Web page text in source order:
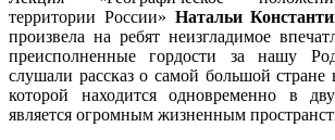
территории России» Натальи
произвела на ребят неизгладимое
преисполненные гордости за нашу
слушали рассказ о самой большой стране
которой находится одновременно в
является огромным жизненным